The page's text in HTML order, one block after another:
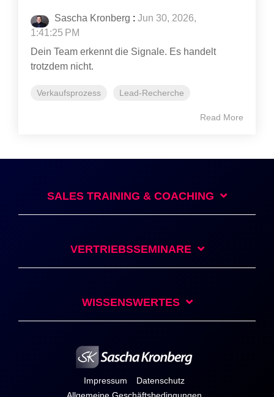
Sascha Kronberg : Jun 30, 2026,
1:41:25 PM
Dein Team erkennt die Signale. Es handelt
trotzdem nicht.
Verkaufsprozess Lead-Recherche
Read More
SALES TRAINING & COACHING
VERTRIEBSSEMINARE
WISSENSWERTES
Impressum
Datenschutz
Allgemeine Geschäftsbedingungen